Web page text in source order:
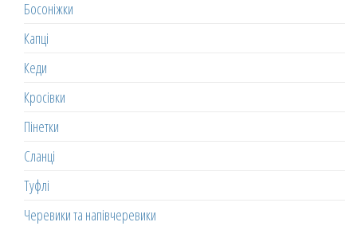
Босоніжки
Капці
Кеди
Кросівки
Пінетки
Сланці
Туфлі
Черевики та напівчеревики